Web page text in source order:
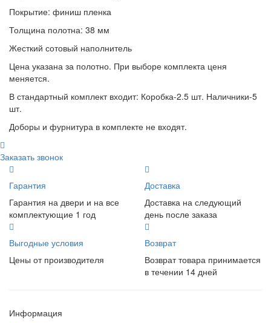
Покрытие: финиш пленка
Толщина полотна: 38 мм
Жесткий сотовый наполнитель
Цена указана за полотно. При выборе комплекта ценя
меняется.
В стандартный комплект входит: Коробка-2.5 шт. Наличники-5
шт.
Доборы и фурнитура в комплекте не входят.
Заказать звонок
Гарантия
Гарантия на двери и на все
комплектующие 1 год
Доставка
Доставка на следующий
день после заказа
Выгодные условия
Цены от производителя
Возврат
Возврат товара принимается
в течении 14 дней
Информация